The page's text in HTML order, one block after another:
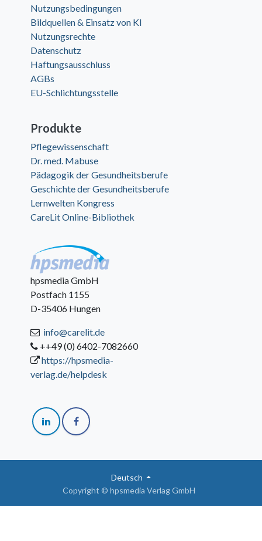
Nutzungsbedingungen
Bildquellen & Einsatz von KI
Nutzungsrechte
Datenschutz
Haftungsausschluss
AGBs
EU-Schlichtungsstelle
Produkte
Pflegewissenschaft
Dr. med. Mabuse
Pädagogik der Gesundheitsberufe
Geschichte der Gesundheitsberufe
Lernwelten Kongress
CareLit Online-Bibliothek
hpsmedia GmbH
Postfach 1155
D-35406 Hungen
info@carelit.de
++49 (0) 6402-7082660
https://hpsmedia-
verlag.de/helpdesk
Copyright © hpsmedia Verlag GmbH
Deutsch